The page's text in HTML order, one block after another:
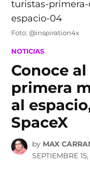
Foto: @inspiration4x
POSTED
NOTICIAS
Conoce
primera
al
SpaceX
by MAX
SEPTIEMBRE 15,